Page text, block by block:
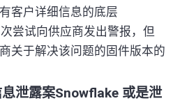
客户详细信息的底层
尝试向供应商发出警报，但
关于解决该问题的固件版本的
泄露案Snowflake 或是泄